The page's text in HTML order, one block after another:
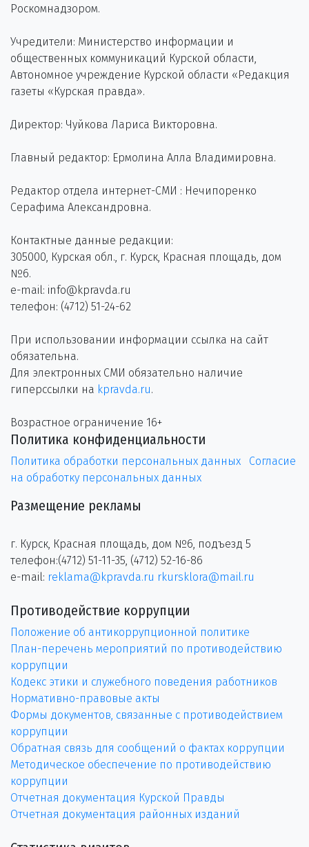
Роскомнадзором.
Учредители: Министерство информации и
общественных коммуникаций Курской области,
Автономное учреждение Курской области «Редакция
газеты «Курская правда».
Директор: Чуйкова Лариса Викторовна.
Главный редактор: Ермолина Алла Владимировна.
Редактор отдела интернет-СМИ : Нечипоренко
Серафима Александровна.
Контактные данные редакции:
305000, Курская обл., г. Курск, Красная площадь, дом
№6.
e-mail: info@kpravda.ru
телефон: (4712) 51-24-62
При использовании информации ссылка на сайт
обязательна.
Для электронных СМИ обязательно наличие
гиперссылки на kpravda.ru.
Возрастное ограничение 16+
Политика конфиденциальности
Политика обработки персональных данных
Согласие
на обработку персональных данных
Размещение рекламы
г. Курск, Красная площадь, дом №6, подъезд 5
телефон:(4712) 51-11-35, (4712) 52-16-86
e-mail: reklama@kpravda.ru rkursklora@mail.ru
Противодействие коррупции
Положение об антикоррупционной политике
План-перечень мероприятий по противодействию
коррупции
Кодекс этики и служебного поведения работников
Нормативно-правовые акты
Формы документов, связанные с противодействием
коррупции
Обратная связь для сообщений о фактах коррупции
Методическое обеспечение по противодействию
коррупции
Отчетная документация Курской Правды
Отчетная документация районных изданий